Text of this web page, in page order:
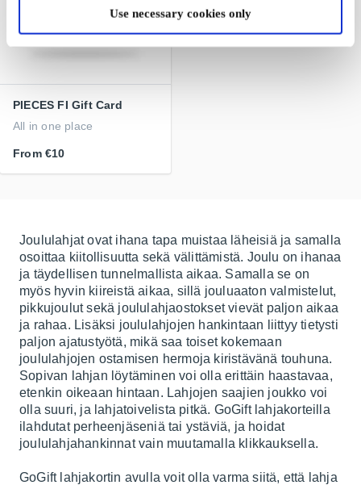
Use necessary cookies only
PIECES FI Gift Card
All in one place
From €10
Joululahjat ovat ihana tapa muistaa läheisiä ja samalla
osoittaa kiitollisuutta sekä välittämistä. Joulu on ihanaa
ja täydellisen tunnelmallista aikaa. Samalla se on
myös hyvin kiireistä aikaa, sillä jouluaaton valmistelut,
pikkujoulut sekä joululahjaostokset vievät paljon aikaa
ja rahaa. Lisäksi joululahjojen hankintaan liittyy tietysti
paljon ajatustyötä, mikä saa toiset kokemaan
joululahjojen ostamisen hermoja kiristävänä touhuna.
Sopivan lahjan löytäminen voi olla erittäin haastavaa,
etenkin oikeaan hintaan. Lahjojen saajien joukko voi
olla suuri, ja lahjatoivelista pitkä. GoGift lahjakorteilla
ilahdutat perheenjäseniä tai ystäviä, ja hoidat
joululahjahankinnat vain muutamalla klikkauksella.
GoGift lahjakortin avulla voit olla varma siitä, että lahja